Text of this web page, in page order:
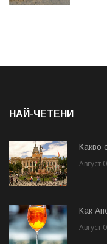
НАЙ-ЧЕТЕНИ
Какво
Август
Как
Август